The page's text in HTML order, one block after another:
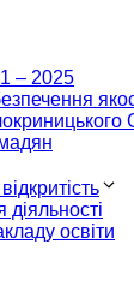
– 2025
освіти